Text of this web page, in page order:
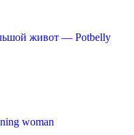
живот — Potbelly
woman